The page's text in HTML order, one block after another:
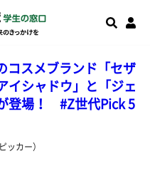
コスメブランド「セザ
イシャドウ」と「ジェ
登場！ #Z世代Pick 5
ッカー）